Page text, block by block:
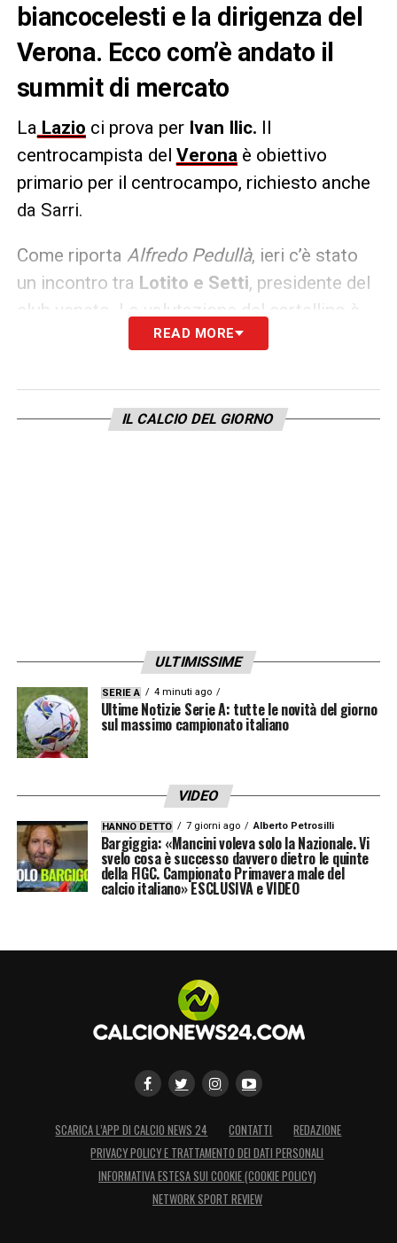
biancocelesti e la dirigenza del
Verona. Ecco com’è andato il
summit di mercato
La Lazio ci prova per Ivan Ilic. Il
centrocampista del Verona è obiettivo
primario per il centrocampo, richiesto anche
da Sarri.
Come riporta Alfredo Pedullà, ieri c’è stato
un incontro tra Lotito e Setti, presidente del
club veneto. La valutazione del cartellino è
tra i 13 e 15 milioni, con il giocatore che ha
LA PLAYLIST DELLE NOSTRE TOP NEWS
READ MORE
IL CALCIO DEL GIORNO
ULTIMISSIME
SERIE A 4 minuti ago
Ultime Notizie Serie A: tutte le novità del giorno
sul massimo campionato italiano
VIDEO
HANNO DETTO 7 giorni ago Alberto Petrosilli
Bargiggia: «Mancini voleva solo la Nazionale. Vi
svelo cosa è successo davvero dietro le quinte
della FIGC. Campionato Primavera male del
calcio italiano» ESCLUSIVA e VIDEO
SCARICA L’APP DI CALCIO NEWS 24 CONTATTI
REDAZIONE
PRIVACY POLICY E TRATTAMENTO DEI DATI PERSONALI
INFORMATIVA ESTESA SUI COOKIE (COOKIE POLICY)
NETWORK SPORT REVIEW